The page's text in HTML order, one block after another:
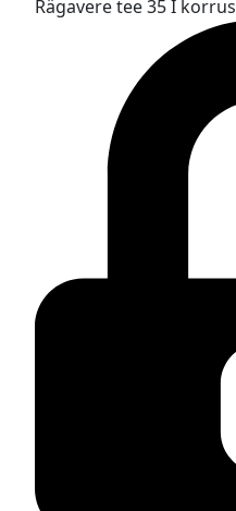
Rägavere tee 35 I korrus